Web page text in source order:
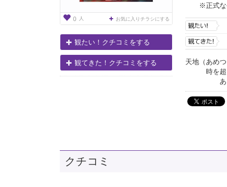
0 人 お気に入りチラシにする
観たい！クチコミをする
観てきた！クチコミをする
※正式な
天地（あめ
時を超
あまね
クチコミ